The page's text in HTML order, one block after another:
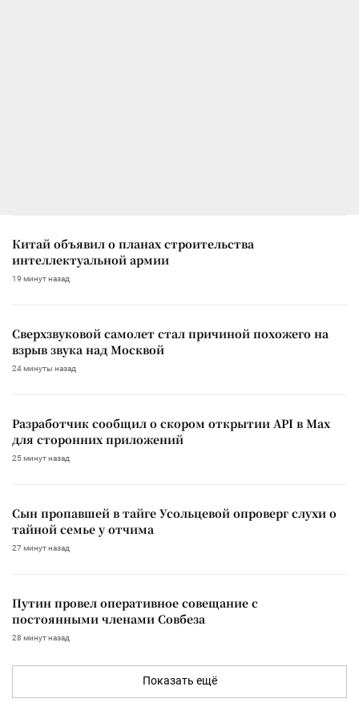
Китай объявил о планах строительства
интеллектуальной армии
19 минут назад
Сверхзвуковой самолет стал причиной похожего на
взрыв звука над Москвой
24 минуты назад
Разработчик сообщил о скором открытии API в Max
для сторонних приложений
25 минут назад
Сын пропавшей в тайге Усольцевой опроверг слухи о
тайной семье у отчима
27 минут назад
Путин провел оперативное совещание с
постоянными членами Совбеза
28 минут назад
Показать ещё